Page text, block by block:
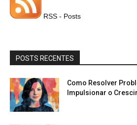
RSS - Posts
POSTS RECENTES
Como Resolver
Impulsionar o